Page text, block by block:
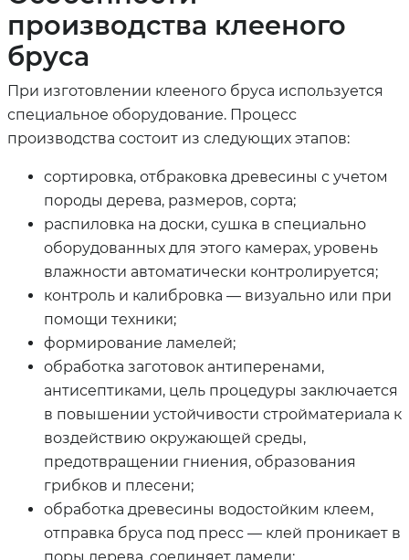
производства клееного
бруса
При изготовлении клееного бруса используется
специальное оборудование. Процесс
производства состоит из следующих этапов:
сортировка, отбраковка древесины с учетом
породы дерева, размеров, сорта;
распиловка на доски, сушка в специально
оборудованных для этого камерах, уровень
влажности автоматически контролируется;
контроль и калибровка — визуально или при
помощи техники;
формирование ламелей;
обработка заготовок антиперенами,
антисептиками, цель процедуры заключается
в повышении устойчивости стройматериала к
воздействию окружающей среды,
предотвращении гниения, образования
грибков и плесени;
обработка древесины водостойким клеем,
отправка бруса под пресс — клей проникает в